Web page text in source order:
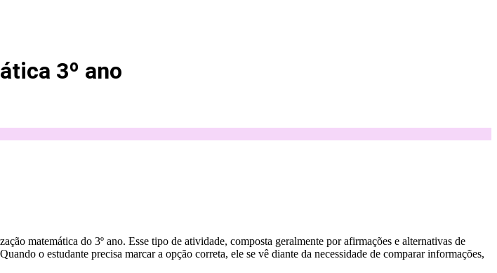
3º ano
matemática do 3º ano. Esse tipo de atividade, composta geralmente por afirmações e alternativas de
o estudante precisa marcar a opção correta, ele se vê diante da necessidade de comparar informações,